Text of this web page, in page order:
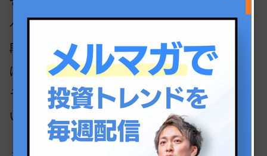
す。
ゲートウェイ成田がうまく開発できて土地の値
段が上がったらキャピタルゲインが取れるので
は？と。
その想定から毎年のインカムを彼らは約束して
いるというモデルです。